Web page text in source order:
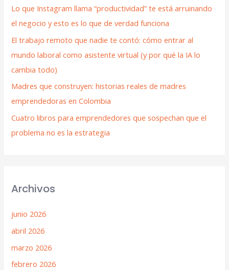
Lo que Instagram llama “productividad” te está arruinando
el negocio y esto es lo que de verdad funciona
El trabajo remoto que nadie te contó: cómo entrar al
mundo laboral como asistente virtual (y por qué la IA lo
cambia todo)
Madres que construyen: historias reales de madres
emprendedoras en Colombia
Cuatro libros para emprendedores que sospechan que el
problema no es la estrategia
Archivos
junio 2026
abril 2026
marzo 2026
febrero 2026